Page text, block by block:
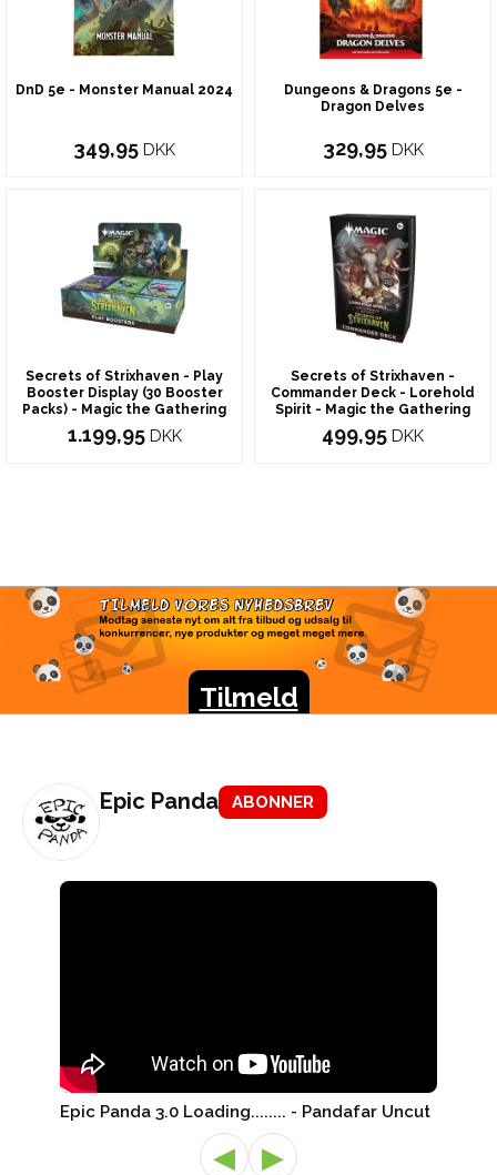
DnD 5e - Monster Manual 2024
349,95 DKK
Dungeons & Dragons 5e -
Dragon Delves
329,95 DKK
Secrets of Strixhaven - Play
Booster Display (30 Booster
Packs) - Magic the Gathering
1.199,95 DKK
Secrets of Strixhaven -
Commander Deck - Lorehold
Spirit - Magic the Gathering
499,95 DKK
TILMELD VORES
NYHEDSBREV
Modtag seneste nyt om alt fra tilbud og udsalg til
konkurrencer, nye produkter og meget meget mere.
Tilmeld
Epic Panda ABONNER
Epic Panda 3.0 Loading........ - Pandafar Uncut
◀ ▶